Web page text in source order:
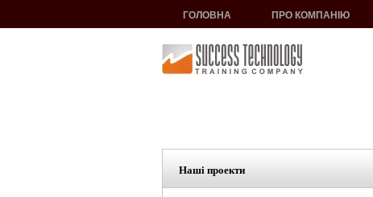
ГОЛОВНА ПРО КОМПАНІЮ
Наші проекти